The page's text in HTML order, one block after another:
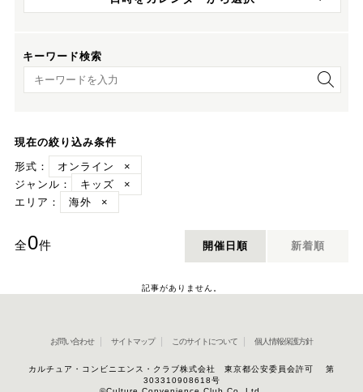
キーワード検索
キーワード検索
現在の絞り込み条件
形式：
オンライン
×
ジャンル：
キッズ
×
エリア：
海外 ×
全0件 開催日順 新着順
記事がありません。
お問い合わせ サイトマップ このサイトについて 個人情報保護方針
カルチュア・コンビニエンス・クラブ株式会社 東京都公安委員会許可 第
303310908618号